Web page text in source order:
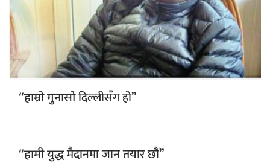
“हाम्रो गुनासोदिल्लीसँग हो”
“हामी युद्धमैदानमा जान तयार छौं”